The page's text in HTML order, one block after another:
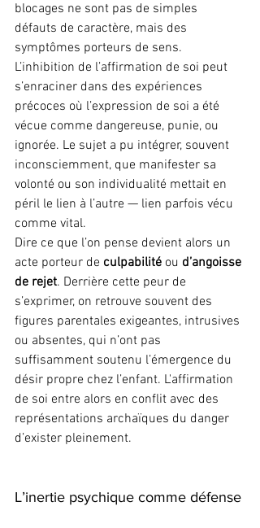
blocages ne sont pas de simples
défauts de caractère, mais des
symptômes porteurs de sens.
L’inhibition de l’affirmation de soi peut
s’enraciner dans des expériences
précoces où l’expression de soi a été
vécue comme dangereuse, punie, ou
ignorée. Le sujet a pu intégrer, souvent
inconsciemment, que manifester sa
volonté ou son individualité mettait en
péril le lien à l’autre — lien parfois vécu
comme vital.
Dire ce que l’on pense devient alors un
acte porteur de culpabilité ou d’angoisse
de rejet. Derrière cette peur de
s’exprimer, on retrouve souvent des
figures parentales exigeantes, intrusives
ou absentes, qui n’ont pas
suffisamment soutenu l’émergence du
désir propre chez l’enfant. L'affirmation
de soi entre alors en conflit avec des
représentations archaïques du danger
d’exister pleinement.
L’inertie psychique comme défense